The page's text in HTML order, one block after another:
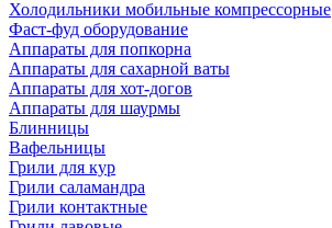
Холодильники мобильные компрессорные
Фаст-фуд оборудование
Аппараты для попкорна
Аппараты для сахарной ваты
Аппараты для хот-догов
Аппараты для шаурмы
Блинницы
Вафельницы
Грили для кур
Грили саламандра
Грили контактные